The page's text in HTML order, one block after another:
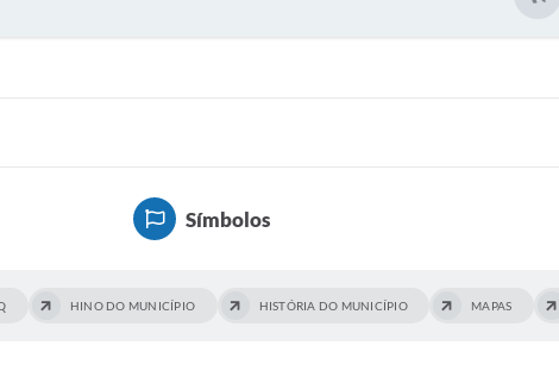
Símbolos
HINO DO MUNICÍPIO HISTÓRIA DO MUNICÍPIO MAPAS